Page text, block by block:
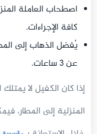
اصطحاب العاملة
كافة الإجراءات.
يُفضل الذهاب إلى
عن 3 ساعات.
إذا كان الكفيل لا
المنزلية إلى المطار،